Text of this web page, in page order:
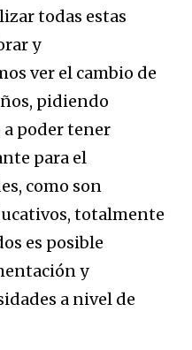
todas estas
y
ver el cambio de
pidiendo
poder tener
para el
como son
totalmente
es posible
y
a nivel de